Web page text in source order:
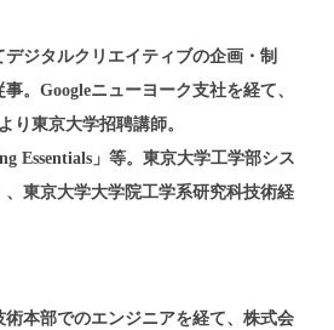
ジタルクリエイティブの企画・制
。Googleニューヨーク支社を経て、
り東京大学招聘講師。
Essentials」等。東京大学工学部シス
東京大学大学院工学系研究科技術経
本部でのエンジニアを経て、株式会